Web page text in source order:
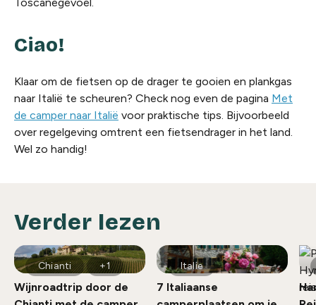
Ciao!
Klaar om de fietsen op de drager te gooien en plankgas
naar Italië te scheuren? Check nog even de pagina Met
de camper naar Italië voor praktische tips. Bijvoorbeeld
over regelgeving omtrent een fietsendrager in het land.
Wel zo handig!
Verder lezen
Chianti +1
Wijnroadtrip door de
Italie
7 Italiaanse